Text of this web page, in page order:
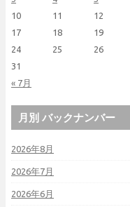
« 7月
10
11 12
17
18 19
24
25 26
31
月別 バックナンバー
2026年8月
2026年7月
2026年6月